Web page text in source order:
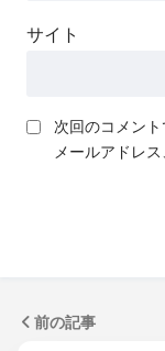
サイト
次回のコメン
メールアドレ
前の記事